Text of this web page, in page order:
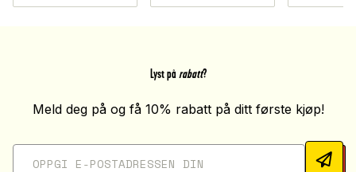
Lyst på rabatt?
Meld deg på og få 10% rabatt på ditt første kjøp!